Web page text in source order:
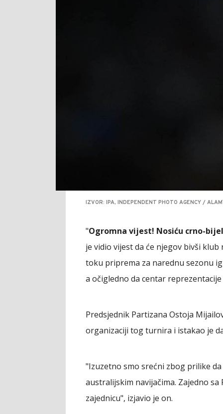
IZVOR: IPA, INDEPENDENT PHOTO AGENCY /
"Ogromna vijest! Nosiću crno-
je vidio vijest da će njegov bivši
toku priprema za narednu sezonu
a očigledno da centar
Predsjednik Partizana Ostoja
organizaciji tog turnira i istakao je
"Izuzetno smo srećni zbog prilike
australijskim navijačima. Zajedno
zajednicu", izjavio je on.